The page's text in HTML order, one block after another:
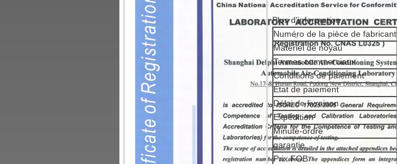
Plus d'information
Numéro de la pièce de fabricant
Matériel de noyau
Termes commerciaux
Conditions de paiement
État de paiement
Délai de livraison
Expédition
Minute-ordre
garantie.
Prix FOB